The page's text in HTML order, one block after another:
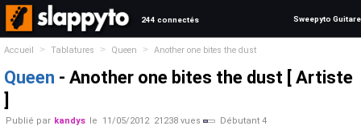
244 connectés Sweepyto Guitare
Accueil > Tablatures > Queen > Another one bites the dust
Queen - Another one bites the dust [ Artiste
]
Publié par kandys le 11/05/2012 21238 vues Débutant 4